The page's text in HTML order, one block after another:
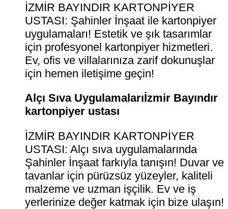
İZMİR BAYINDIR KARTONPİYER
USTASI: Şahinler İnşaat ile kartonpiyer
uygulamaları! Estetik ve şık tasarımlar
için profesyonel kartonpiyer hizmetleri.
Ev, ofis ve villalarınıza zarif dokunuşlar
için hemen iletişime geçin!
Alçı Sıva Uygulamalarıİzmir Bayındır
kartonpiyer ustası
İZMİR BAYINDIR KARTONPİYER
USTASI: Alçı sıva uygulamalarında
Şahinler İnşaat farkıyla tanışın! Duvar ve
tavanlar için pürüzsüz yüzeyler, kaliteli
malzeme ve uzman işçilik. Ev ve iş
yerlerinize değer katmak için bize ulaşın!